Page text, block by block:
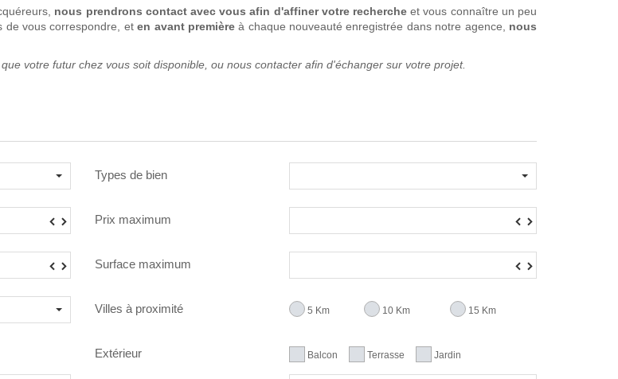
nous prendrons contact avec vous afin d'affiner votre recherche et vous connaître un peu
de vous correspondre, eten avant premièreà chaque nouveauté enregistrée dans notre agence, nous
votre futur chez vous soit disponible, ou nous contacter afin d'échanger sur votre projet.
Types de bien
▼ Prix maximum ▼
▼ Surface maximum ▼
Villes à proximité 5 Km 10 Km 15 Km
Extérieur Balcon Terrasse Jardin